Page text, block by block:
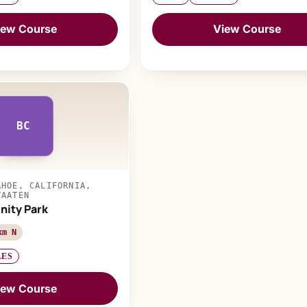
Course View Course
BC
CALIFORNIA,
Park
N
Course